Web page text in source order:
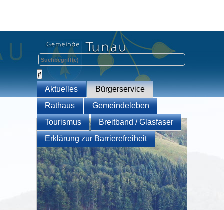
Aktuelles
Bürgerservice
Rathaus
Gemeindeleben
Tourismus
Breitband / Glasfaser
Erklärung zur Barrierefreiheit